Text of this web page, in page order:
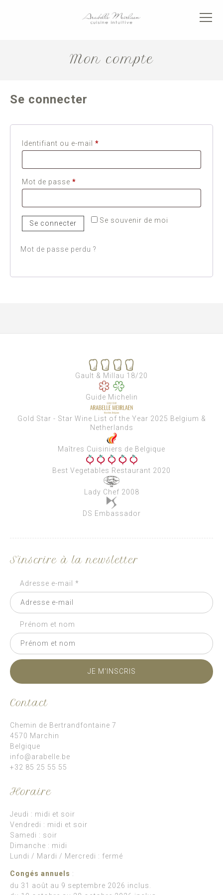
Mon compte
Se connecter
Identifiant ou e-mail *
Mot de passe *
Se souvenir de moi
Se connecter
Mot de passe perdu ?
Gault & Millau 18/20
Guide Michelin
Gold Star - Star Wine List of the Year 2025 Belgium &
Netherlands
Maîtres Cuisiniers de Belgique
Best Vegetables Restaurant 2020
Lady Chef 2008
DS Embassador
S'inscrire à la newsletter
Adresse e-mail *
Prénom et nom
Contact
Chemin de Bertrandfontaine 7
4570 Marchin
Belgique
info@arabelle.be
+32 85 25 55 55
Horaire
Jeudi : midi et soir
Vendredi : midi et soir
Samedi : soir
Dimanche : midi
Lundi / Mardi / Mercredi : fermé
Congés annuels :
du 31 août au 9 septembre 2026 inclus.